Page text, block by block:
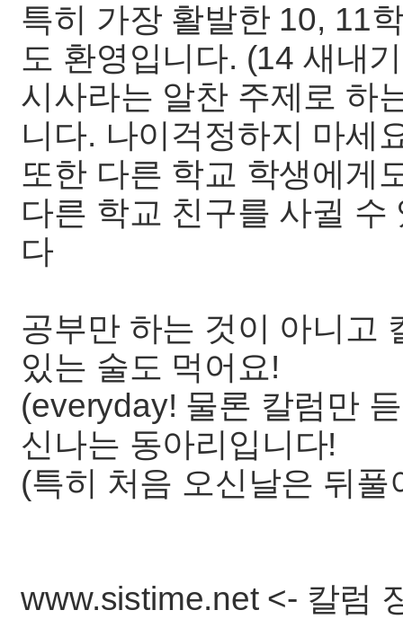
특히 가장 활발한 10, 11
도 환영입니다. (14 새내
시사라는 알찬 주제로 하
니다. 나이걱정하지 마세
또한 다른 학교 학생에게
다른 학교 친구를 사귈
다
공부만 하는 것이 아니고
있는 술도 먹어요!
(everyday! 물론 칼럼만
신나는 동아리입니다!
(특히 처음 오신날은 뒤풀
www.sistime.net <- 칼럼